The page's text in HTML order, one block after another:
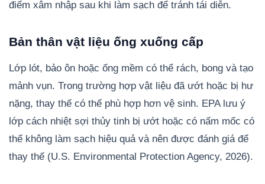
điểm xâm nhập sau khi làm sạch để tránh tái diễn.
Bản thân vật liệu ống xuống cấp
Lớp lót, bảo ôn hoặc ống mềm có thể rách, bong và tạo
mảnh vụn. Trong trường hợp vật liệu đã ướt hoặc bị hư
nặng, thay thế có thể phù hợp hơn vệ sinh. EPA lưu ý
lớp cách nhiệt sợi thủy tinh bị ướt hoặc có nấm mốc có
thể không làm sạch hiệu quả và nên được đánh giá để
thay thế (U.S. Environmental Protection Agency, 2026).